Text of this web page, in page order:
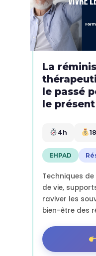
La
le passé
le présent
4h
EHPAD
Techniques
de vie,
raviver les
bien-être des